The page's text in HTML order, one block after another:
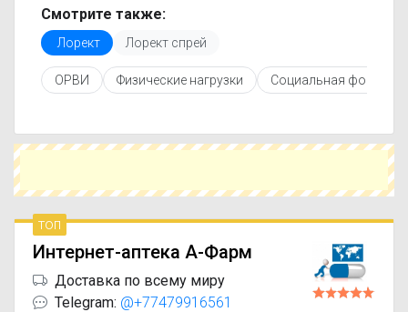
только актуальные данные.
Перед покупкой рекомендуется ознакомиться с
инструкцией по применению, показаниями и
противопоказаниями. При необходимости вы
можете подобрать аналоги Лорект с похожим
Чтобы купить Лорект в ближайшей аптеке,
укажите свой город и сравните предложения.
оптимальный вариант по цене и наличию.
Смотрите также:
Лорект Лорект спрей
ОРВИ Физические нагрузки Социальная фобия
топ
Интернет-аптека А-Фарм
Доставка по всему миру
Telegram: @+77479916561